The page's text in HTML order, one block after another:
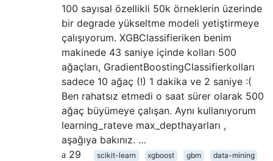
100 sayısal özellikli 50k örneklerin üzerinde
bir degrade yükseltme modeli yetiştirmeye
çalışıyorum. XGBClassifieriken benim
makinede 43 saniye içinde kolları 500
ağaçları, GradientBoostingClassifierkolları
sadece 10 ağaç (!) 1 dakika ve 2 saniye :(
Ben rahatsız etmedi o saat sürer olarak 500
ağaç büyümeye çalışan. Aynı kullanıyorum
learning_rateve max_depthayarları ,
aşağıya bakınız. …
29
scikit-learn xgboost gbm
data-mining